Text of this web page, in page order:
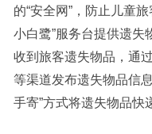
的“安全网”，防止儿童
小白鹭”服务台提供遗失
收到旅客遗失物品，通
等渠道发布遗失物品信
手寄”方式将遗失物品快